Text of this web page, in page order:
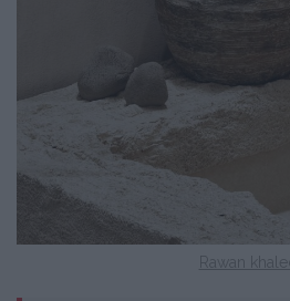
Rawan khaled